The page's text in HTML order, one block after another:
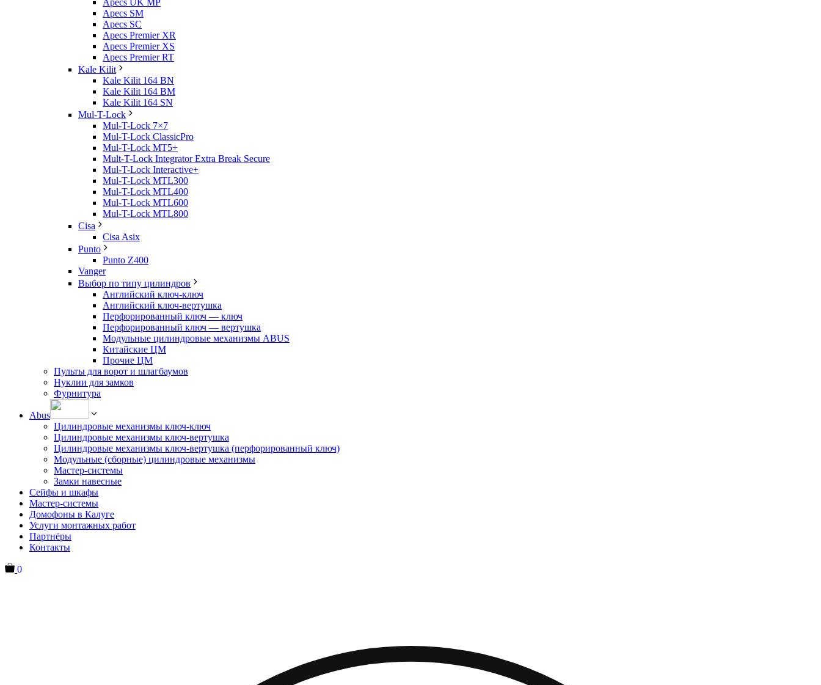
Apecs UK MP
Apecs SM
Apecs SC
Apecs Premier XR
Apecs Premier XS
Apecs Premier RT
Kale Kilit
Kale Kilit 164 BN
Kale Kilit 164 BM
Kale Kilit 164 SN
Mul-T-Lock
Mul-T-Lock 7×7
Mul-T-Lock ClassicPro
Mul-T-Lock MT5+
Mult-T-Lock Integrator Extra Break Secure
Mul-T-Lock Interactive+
Mul-T-Lock MTL300
Mul-T-Lock MTL400
Mul-T-Lock MTL600
Mul-T-Lock MTL800
Cisa
Cisa Asix
Punto
Punto Z400
Vanger
Выбор по типу цилиндров
Английский ключ-ключ
Английский ключ-вертушка
Перфорированный ключ — ключ
Перфорированный ключ — вертушка
Модульные цилиндровые механизмы ABUS
Китайские ЦМ
Прочие ЦМ
Пульты для ворот и шлагбаумов
Нуклии для замков
Фурнитура
Abus
Цилиндровые механизмы ключ-ключ
Цилиндровые механизмы ключ-вертушка
Цилиндровые механизмы ключ-вертушка (перфорированный ключ)
Модульные (сборные) цилиндровые механизмы
Мастер-системы
Замки навесные
Сейфы и шкафы
Мастер-системы
Домофоны в Калуге
Услуги монтажных работ
Партнёры
Контакты
0